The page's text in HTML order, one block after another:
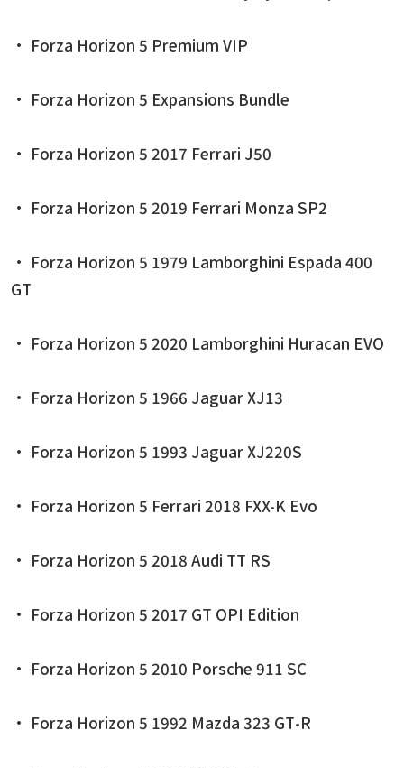
• Forza Horizon 5 Premium VIP
• Forza Horizon 5 Expansions Bundle
• Forza Horizon 5 2017 Ferrari J50
• Forza Horizon 5 2019 Ferrari Monza SP2
• Forza Horizon 5 1979 Lamborghini Espada 400
GT
• Forza Horizon 5 2020 Lamborghini Huracan EVO
• Forza Horizon 5 1966 Jaguar XJ13
• Forza Horizon 5 1993 Jaguar XJ220S
• Forza Horizon 5 Ferrari 2018 FXX-K Evo
• Forza Horizon 5 2018 Audi TT RS
• Forza Horizon 5 2017 GT OPI Edition
• Forza Horizon 5 2010 Porsche 911 SC
• Forza Horizon 5 1992 Mazda 323 GT-R